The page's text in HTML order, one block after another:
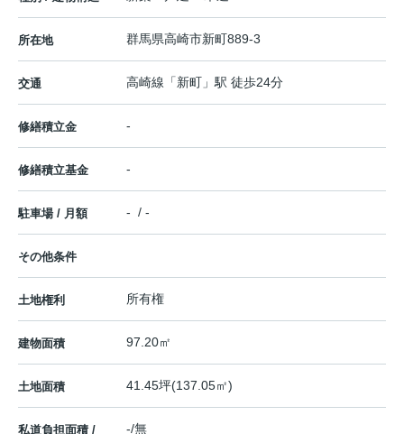
所在地 群馬県高崎市新町889-3
交通 高崎線 「新町 」駅 徒歩24分
修繕積立金 -
修繕積立基金 -
駐車場 / 月額 - / -
その他条件
土地権利 所有権
建物面積 97.20㎡
土地面積 41.45坪(137.05㎡)
私道負担面積 /
-/無